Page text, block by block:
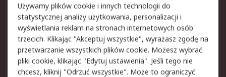
Aspekty prawne
Bezpieczeństwo e-
maila
Polityka dotycząca
plików cookie
Polityka prywatności
Użytkowanie witryny
Używamy plików cookie i innych technologii do
statystycznej analizy użytkowania, personalizacji i
wyświetlania reklam na stronach internetowych osób
trzecich. Klikając "Akceptuj wszystkie", wyrażasz zgodę na
przetwarzanie wszystkich plików cookie. Możesz wybrać
pliki cookie, klikając "Edytuj ustawienia". Jeśli tego nie
chcesz, kliknij "Odrzuć wszystkie". Może to ograniczyć